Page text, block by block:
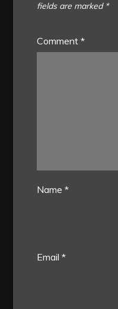
fields are marked *
Comment*
Name*
Email*